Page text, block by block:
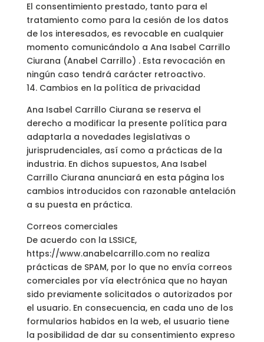
El consentimiento prestado, tanto para el
tratamiento como para la cesión de los datos
de los interesados, es revocable en cualquier
momento comunicándolo a Ana Isabel Carrillo
Ciurana (Anabel Carrillo) . Esta revocación en
ningún caso tendrá carácter retroactivo.
14. Cambios en la política de privacidad
Ana Isabel Carrillo Ciurana se reserva el
derecho a modificar la presente política para
adaptarla a novedades legislativas o
jurisprudenciales, así como a prácticas de la
industria. En dichos supuestos, Ana Isabel
Carrillo Ciurana anunciará en esta página los
cambios introducidos con razonable antelación
a su puesta en práctica.
Correos comerciales
De acuerdo con la LSSICE,
https://www.anabelcarrillo.com no realiza
prácticas de SPAM, por lo que no envía correos
comerciales por vía electrónica que no hayan
sido previamente solicitados o autorizados por
el usuario. En consecuencia, en cada uno de los
formularios habidos en la web, el usuario tiene
la posibilidad de dar su consentimiento expreso